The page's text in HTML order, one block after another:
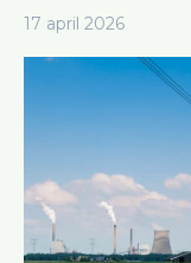
17 april 2026